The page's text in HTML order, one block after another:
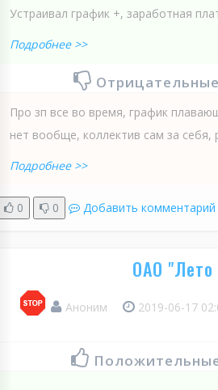
Устраивал график +, заработная
Подробнее >>
Про зп все во время, график
нет вообще, коллектив сам за себя,
Подробнее >>
0 0 Добавить комментарий
ОАО "Лето
Аноним 2019-06-17